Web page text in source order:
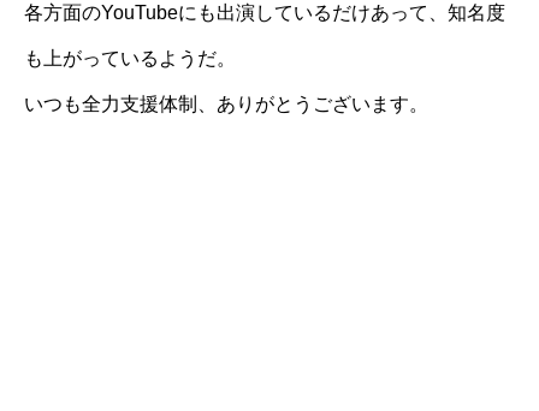
各方面のYouTubeにも出演しているだけあって、知名度
も上がっているようだ。
いつも全力支援体制、ありがとうございます。